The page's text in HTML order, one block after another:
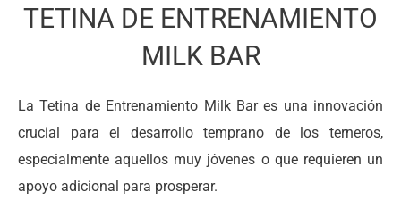
TETINA DE ENTRENAMIENTO
MILK BAR
La Tetina de Entrenamiento Milk Bar es una innovación
crucial para el desarrollo temprano de los terneros,
especialmente aquellos muy jóvenes o que requieren un
apoyo adicional para prosperar.